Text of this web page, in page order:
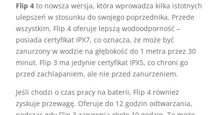
Flip 4 to nowsza wersja, która wprowadza kilka istotnych
ulepszeń w stosunku do swojego poprzednika. Przede
wszystkim, Flip 4 oferuje lepszą wodoodporność –
posiada certyfikat IPX7, co oznacza, że może być
zanurzony w wodzie na głębokość do 1 metra przez 30
minut. Flip 3 ma jedynie certyfikat IPX5, co chroni go
przed zachlapaniem, ale nie przed zanurzeniem.
Jeśli chodzi o czas pracy na baterii, Flip 4 również
zyskuje przewagę. Oferuje do 12 godzin odtwarzania,